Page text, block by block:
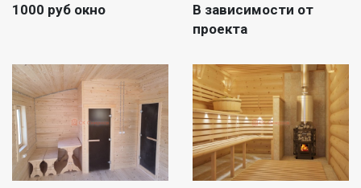
1000 руб окно
В зависимости от
проекта